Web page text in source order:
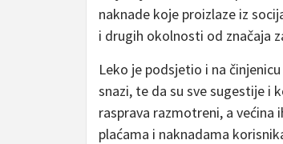
naknade koje proizlaze iz
i drugih okolnosti od značaja
Leko je podsjetio i na
snazi, te da su sve sugestije i
rasprava razmotreni, a većina
plaćama i naknadama